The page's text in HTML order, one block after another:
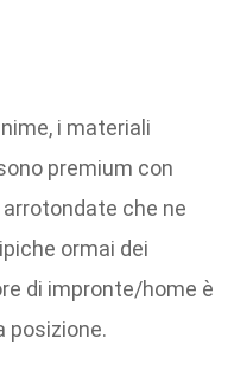
i materiali
premium con
che ne
ormai dei
di impronte/home è
posizione.